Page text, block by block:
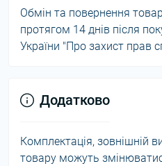
Обмін та повернення
протягом 14 днів після
України "Про захист прав
Додатково
Комплектація, зовнішній
товару можуть